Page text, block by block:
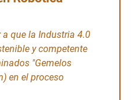
a que la Industria 4.0
y competente
"Gemelos
en el proceso